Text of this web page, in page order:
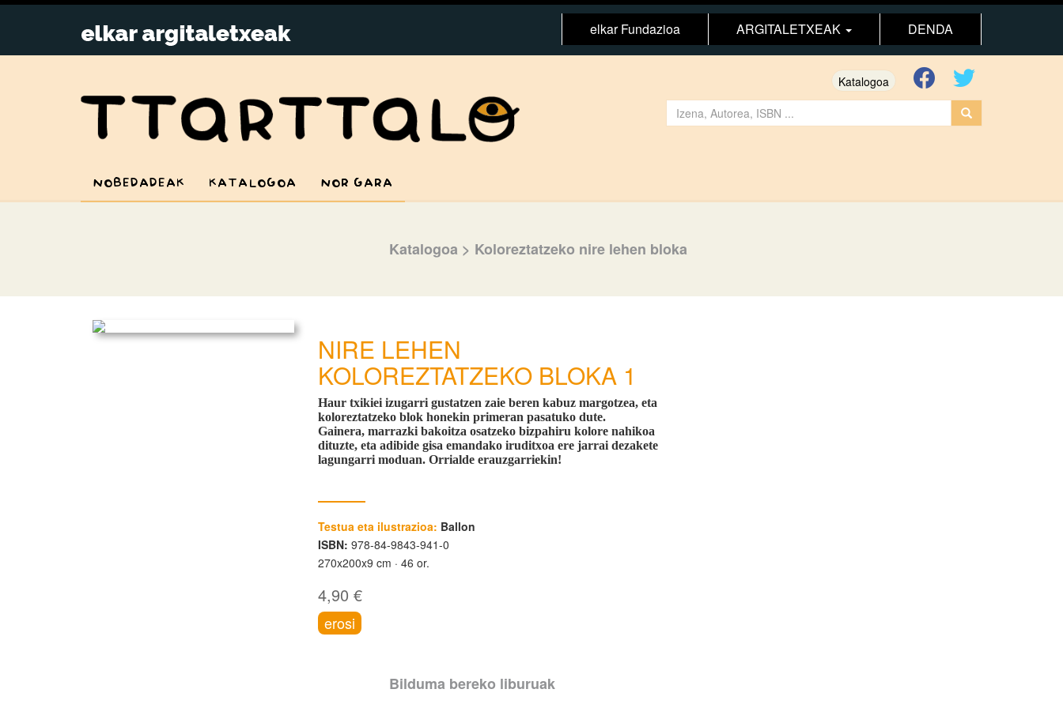
elkar Fundazioa ARGITALETXEAK DENDA
Katalogoa
NOBEDADEAK KATALOGOA NOR GARA
Katalogoa > Koloreztatzeko nire lehen bloka
NIRE LEHEN
KOLOREZTATZEKO BLOKA 1
Haur txikiei izugarri gustatzen zaie beren kabuz margotzea, eta
koloreztatzeko blok honekin primeran pasatuko dute.
Gainera, marrazki bakoitza osatzeko bizpahiru kolore nahikoa
dituzte, eta adibide gisa emandako iruditxoa ere jarrai dezakete
lagungarri moduan. Orrialde erauzgarriekin!
Testua eta ilustrazioa: Ballon
ISBN: 978-84-9843-941-0
270x200x9 cm
46 or.
4,90 €
erosi
Bilduma bereko liburuak